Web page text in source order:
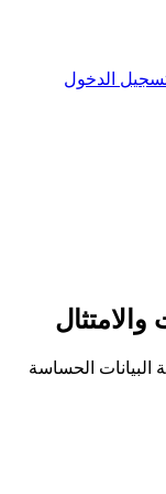
الدخول
والامتثال
البيانات الحساسة